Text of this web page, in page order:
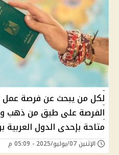
لكل من يبحث عن فرصة عمل
متاحة بإحدى الدول العربية
الإثنين 07/يوليو/2025 - 05:09 م